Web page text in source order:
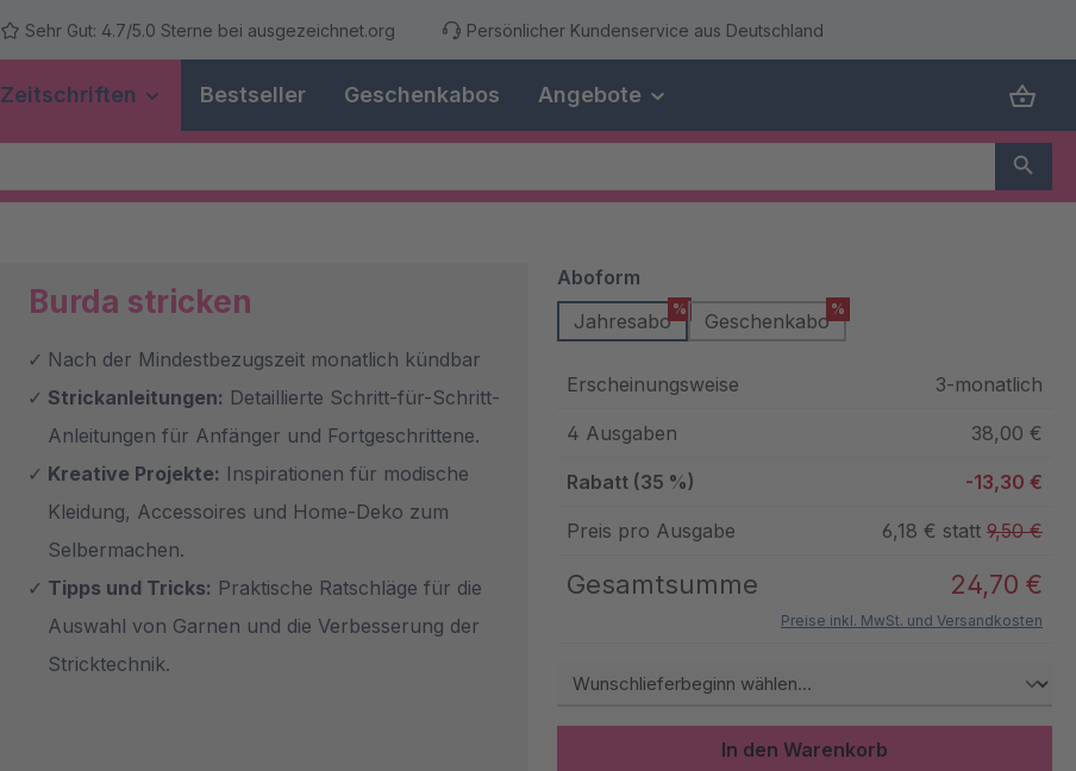
Sehr Gut: 4.7/5.0 Sterne bei ausgezeichnet.org Persönlicher Kundenservice aus Deutschland
Zeitschriften Bestseller Geschenkabos Angebote
Burda stricken
Nach der Mindestbezugszeit monatlich kündbar
Strickanleitungen: Detaillierte Schritt-für-Schritt-
Anleitungen für Anfänger und Fortgeschrittene.
Kreative Projekte: Inspirationen für modische
Kleidung, Accessoires und Home-Deko zum
Selbermachen.
Tipps und Tricks: Praktische Ratschläge für die
Auswahl von Garnen und die Verbesserung der
Stricktechnik.
Aboform
Jahresabo
%
Geschenkabo
%
Erscheinungsweise 3-monatlich
4 Ausgaben 38,00 €
Rabatt (35 %) -13,30 €
Preis pro Ausgabe 6,18 € statt 9,50 €
Gesamtsumme 24,70 €
Preise inkl. MwSt. und Versandkosten
In den Warenkorb